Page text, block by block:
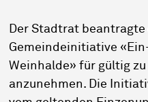
Der Stadtrat
Gemeindeinitiative
Weinhalde» für gültig
anzunehmen. Die